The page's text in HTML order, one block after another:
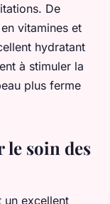
De
vitamines et
hydratant
à stimuler la
plus ferme
le soin des
un excellent